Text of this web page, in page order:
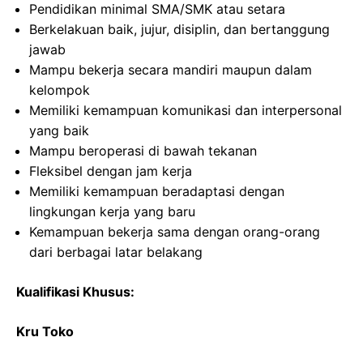
Pendidikan minimal SMA/SMK atau setara
Berkelakuan baik, jujur, disiplin, dan bertanggung
jawab
Mampu bekerja secara mandiri maupun dalam
kelompok
Memiliki kemampuan komunikasi dan interpersonal
yang baik
Mampu beroperasi di bawah tekanan
Fleksibel dengan jam kerja
Memiliki kemampuan beradaptasi dengan
lingkungan kerja yang baru
Kemampuan bekerja sama dengan orang-orang
dari berbagai latar belakang
Kualifikasi Khusus:
Kru Toko